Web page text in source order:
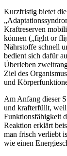
Kurzfristig bietet die
Kraftreserven
können („fight or
Nährstoffe schnell
bedient sich dafür
Überleben
Ziel des
und
Am Anfang dieser
und krafterfüllt, weil
Funktionsfähigkeit
Reaktion erklärt
man frisch verliebt
wie einen